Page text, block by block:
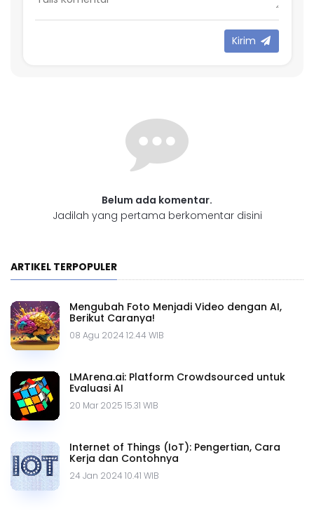
Kirim
Belum ada komentar.
Jadilah yang pertama berkomentar disini
ARTIKEL TERPOPULER
Mengubah Foto Menjadi Video dengan AI,
Berikut Caranya!
08 Agu 2024 12.44 WIB
LMArena.ai: Platform Crowdsourced untuk
Evaluasi AI
20 Mar 2025 15.31 WIB
Internet of Things (IoT): Pengertian, Cara
Kerja dan Contohnya
24 Jan 2024 10.41 WIB